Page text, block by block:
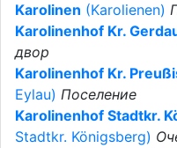
Karolinen (Karolienen)
Karolinenhof Kr.
двор
Karolinenhof Kr.
Eylau) Поселение
Karolinenhof Stadtkr.
Stadtkr. Königsberg)